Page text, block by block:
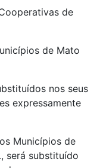
de
de Mato
nos seus
expressamente
Municípios de
será substituído